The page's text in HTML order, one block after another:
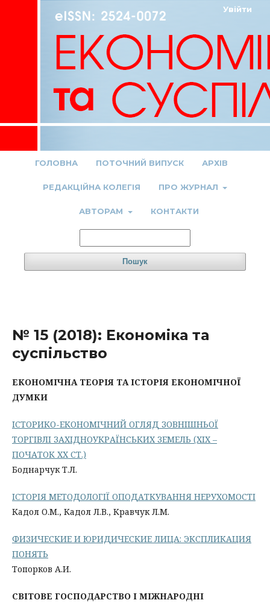
ГОЛОВНА ПОТОЧНИЙ ВИПУСК АРХІВ
РЕДАКЦІЙНА КОЛЕГІЯ ПРО ЖУРНАЛ
АВТОРАМ КОНТАКТИ
Пошук
Увійти
№ 15 (2018): Економіка та
суспільство
ЕКОНОМІЧНА ТЕОРІЯ ТА ІСТОРІЯ ЕКОНОМІЧНОЇ
ДУМКИ
ІСТОРИКО-ЕКОНОМІЧНИЙ ОГЛЯД ЗОВНІШНЬОЇ
ТОРГІВЛІ ЗАХІДНОУКРАЇНСЬКИХ ЗЕМЕЛЬ (ХІХ –
ПОЧАТОК ХХ СТ.)
Боднарчук Т.Л.
ІСТОРІЯ МЕТОДОЛОГІЇ ОПОДАТКУВАННЯ НЕРУХОМОСТІ
Кадол О.М., Кадол Л.В., Кравчук Л.М.
ФИЗИЧЕСКИЕ И ЮРИДИЧЕСКИЕ ЛИЦА: ЭКСПЛИКАЦИЯ
ПОНЯТЬ
Топорков А.И.
СВІТОВЕ ГОСПОДАРСТВО І МІЖНАРОДНІ